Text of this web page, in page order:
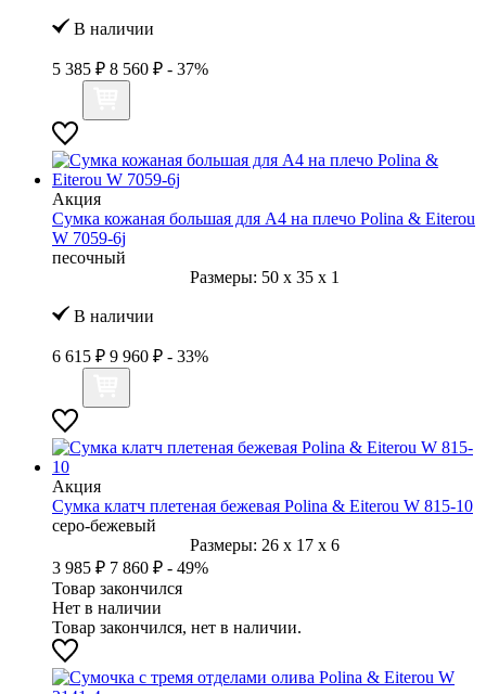
В наличии
5 385 ₽ 8 560 ₽ - 37%
Акция
Сумка кожаная большая для А4 на плечо Polina & Eiterou
W 7059-6j
песочный
Размеры: 50 x 35 x 1
В наличии
6 615 ₽ 9 960 ₽ - 33%
Акция
Сумка клатч плетеная бежевая Polina & Eiterou W 815-10
серо-бежевый
Размеры: 26 x 17 x 6
3 985 ₽ 7 860 ₽ - 49%
Товар закончился
Нет в наличии
Товар закончился, нет в наличии.